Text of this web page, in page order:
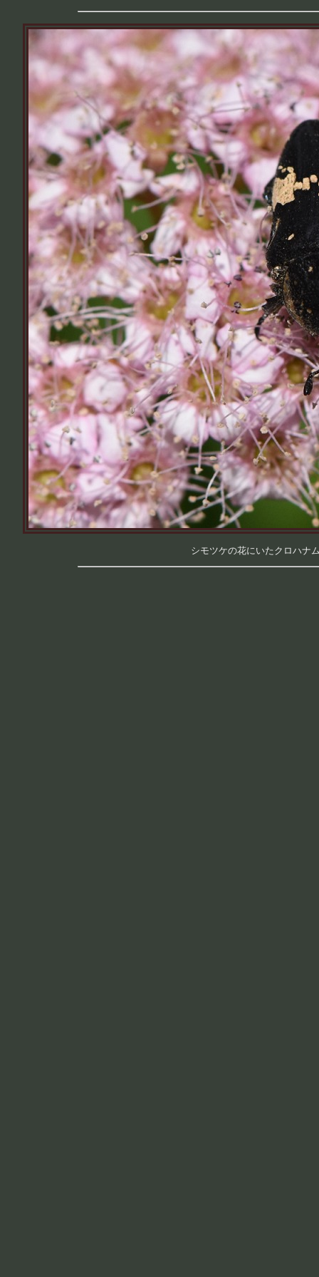
シモツケの花にいたクロハナ